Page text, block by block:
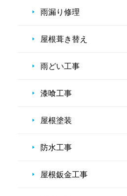
雨漏り修理
屋根葺き替え
雨どい工事
漆喰工事
屋根塗装
防水工事
屋根鈑金工事